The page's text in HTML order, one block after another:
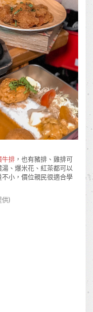
牛排 ，也有豬排、雞排可
湯、爆米花、紅茶都可以
小，價位親民很適合學
供)